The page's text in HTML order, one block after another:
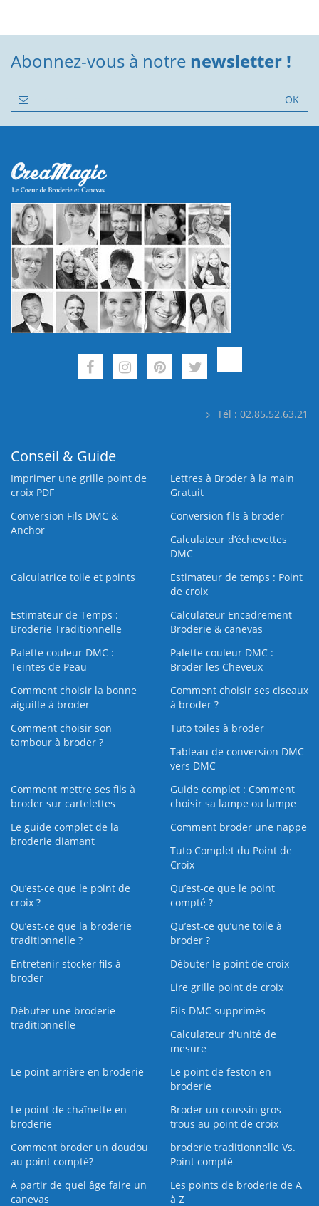
Abonnez-vous à notre newsletter !
OK
Tél : 02.85.52.63.21
Conseil & Guide
Imprimer une grille point de
croix PDF
Lettres à Broder à la main
Gratuit
Conversion Fils DMC &
Anchor
Conversion fils à broder
Calculateur d’échevettes
DMC
Calculatrice toile et points
Estimateur de temps : Point
de croix
Estimateur de Temps :
Broderie Traditionnelle
Calculateur Encadrement
Broderie & canevas
Palette couleur DMC :
Teintes de Peau
Palette couleur DMC :
Broder les Cheveux
Comment choisir la bonne
aiguille à broder
Comment choisir ses ciseaux
à broder ?
Comment choisir son
tambour à broder ?
Tuto toiles à broder
Tableau de conversion DMC
vers DMC
Comment mettre ses fils à
broder sur cartelettes
Guide complet : Comment
choisir sa lampe ou lampe
Le guide complet de la
broderie diamant
Comment broder une nappe
Tuto Complet du Point de
Croix
Qu’est-ce que le point de
croix ?
Qu’est-ce que le point
compté ?
Qu’est-ce que la broderie
traditionnelle ?
Qu’est‑ce qu’une toile à
broder ?
Entretenir stocker fils à
broder
Débuter le point de croix
Lire grille point de croix
Débuter une broderie
traditionnelle
Fils DMC supprimés
Calculateur d'unité de
mesure
Le point arrière en broderie
Le point de feston en
broderie
Le point de chaînette en
broderie
Broder un coussin gros
trous au point de croix
Comment broder un doudou
au point compté?
broderie traditionnelle Vs.
Point compté
À partir de quel âge faire un
canevas
Les points de broderie de A
à Z